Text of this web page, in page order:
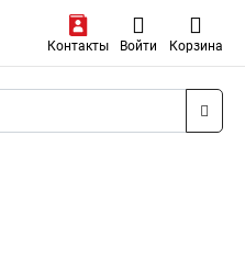
Контакты Войти Корзина